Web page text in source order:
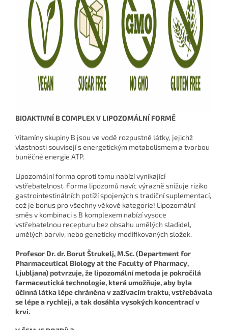
BIOAKTIVNÍ B COMPLEX V LIPOZOMÁLNÍ FORMĚ
Vitamíny skupiny B jsou ve vodě rozpustné látky, jejichž
vlastnosti souvisejí s energetickým metabolismem a tvorbou
buněčné energie ATP.
Lipozomální forma oproti tomu nabízí vynikající
vstřebatelnost. Forma lipozomů navíc výrazně snižuje riziko
gastrointestinálních potíží spojených s tradiční suplementací,
což je bonus pro všechny věkové kategorie! Lipozomální
směs v kombinaci s B komplexem nabízí vysoce
vstřebatelnou recepturu bez obsahu umělých sladidel,
umělých barviv, nebo geneticky modifikovaných složek.
Profesor Dr. dr. Borut Štrukelj, M.Sc. (Department for
Pharmaceutical Biology at the Faculty of Pharmacy,
Ljubljana) potvrzuje, že lipozomální metoda je pokročilá
farmaceutická technologie, která umožňuje, aby byla
účinná látka lépe chráněna v zažívacím traktu, vstřebávala
se lépe a rychleji, a tak dosáhla vysokých koncentrací v
krvi.